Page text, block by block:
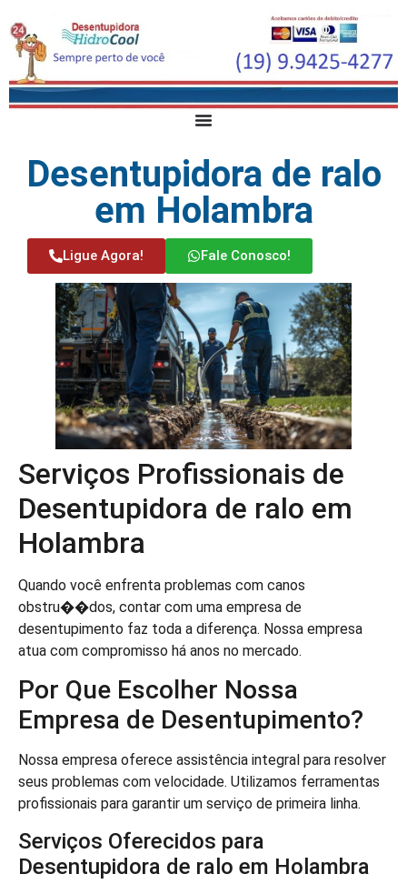
Desentupidora de ralo
em Holambra
Ligue Agora! Fale Conosco!
Serviços Profissionais de
Desentupidora de ralo em
Holambra
Quando você enfrenta problemas com canos
obstru��dos, contar com uma empresa de
desentupimento faz toda a diferença. Nossa empresa
atua com compromisso há anos no mercado.
Por Que Escolher Nossa
Empresa de Desentupimento?
Nossa empresa oferece assistência integral para resolver
seus problemas com velocidade. Utilizamos ferramentas
profissionais para garantir um serviço de primeira linha.
Serviços Oferecidos para
Desentupidora de ralo em Holambra